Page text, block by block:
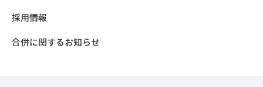
採用情報
合併に関するお知らせ